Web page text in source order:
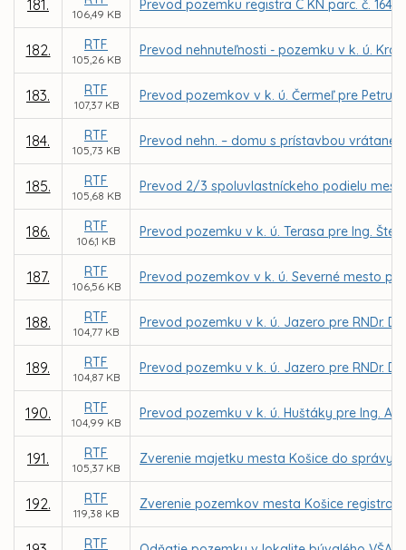
181.
106,49 KB
Prevod pozemku registra C KN parc. č.
182. RTF
105,26 KB
Prevod nehnuteľnosti - pozemku v k. ú.
183. RTF
107,37 KB
Prevod pozemkov v k. ú. Čermeľ pre Petru
184. RTF
105,73 KB
Prevod nehn. – domu s prístavbou vrátane
185. RTF
105,68 KB
Prevod 2/3 spoluvlastníckeho podielu
186. RTF
106,1 KB
Prevod pozemku v k. ú. Terasa pre Ing.
187. RTF
106,56 KB
Prevod pozemkov v k. ú. Severné mesto
188. RTF
104,77 KB
Prevod pozemku v k. ú. Jazero pre RNDr.
189. RTF
104,87 KB
Prevod pozemku v k. ú. Jazero pre RNDr.
190. RTF
104,99 KB
Prevod pozemku v k. ú. Huštáky pre Ing.
191. RTF
105,37 KB
Zverenie majetku mesta Košice do správy
192. RTF
119,38 KB
Zverenie pozemkov mesta Košice registra
RTF